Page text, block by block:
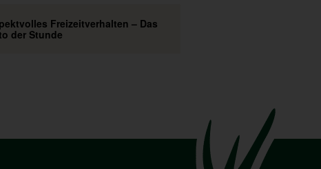
Freizeitverhalten – Das
der Stunde